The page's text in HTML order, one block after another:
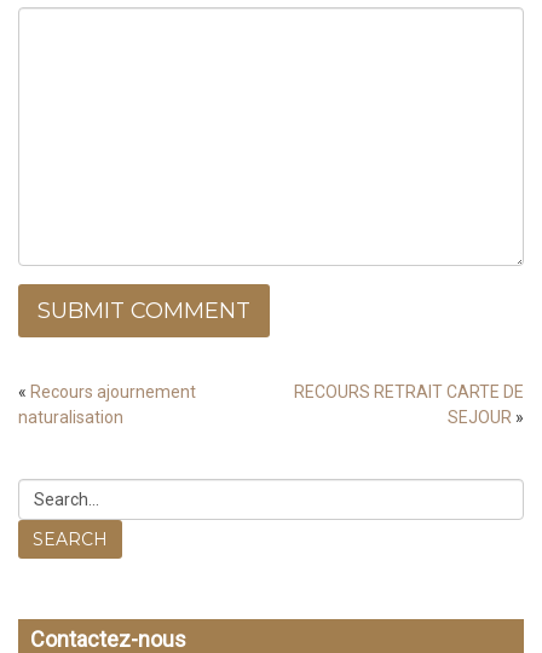
SUBMIT COMMENT
« Recours ajournement
naturalisation
RECOURS RETRAIT CARTE DE
SEJOUR »
SEARCH
Contactez-nous